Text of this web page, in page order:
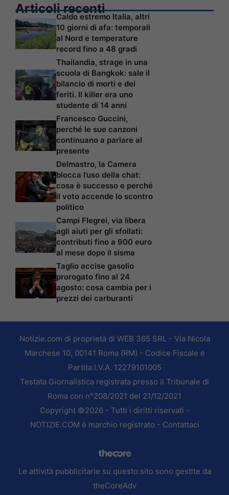
Articoli recenti
Caldo estremo Italia, altri
10 giorni di afa: temporali
al Nord e temperature
record fino a 48 gradi
Thailandia, strage in una
scuola di Bangkok: sale il
bilancio di morti e dei
feriti. Il killer era uno
studente di 14 anni
Francesco Guccini,
perché le sue canzoni
continuano a parlare al
presente
Delmastro, la Camera
blocca l’uso della chat:
cosa è successo e perché
il voto accende lo scontro
politico
Campi Flegrei, via libera
agli aiuti per gli sfollati:
contributi fino a 900 euro
al mese dopo il sisma
Taglio accise gasolio
prorogato fino al 24
agosto: cosa cambia per i
prezzi dei carburanti
Notizie.com di proprietà di WEB 365 SRL - Via Nicola
Marchese 10, 00141 Roma (RM) - Codice Fiscale e
Partita I.V.A. 12279101005
Testata Giornalistica registrata presso il Tribunale di
Roma con n°208/2021 del 21/12/2021
Copyright ©2026 - Tutti i diritti riservati -
NOTIZIE.COM è marchio registrato - Contattaci
Le attività pubblicitarie su questo sito sono gestite da
theCoreAdv